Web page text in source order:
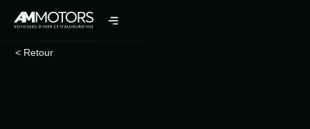
< Retour